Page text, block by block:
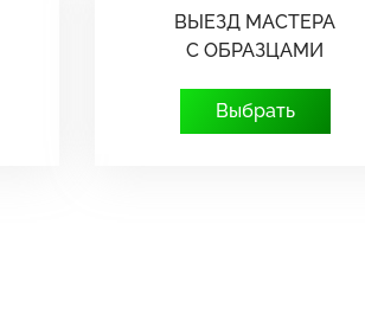
ВЫЕЗД МАСТЕРА
С ОБРАЗЦАМИ
Выбрать